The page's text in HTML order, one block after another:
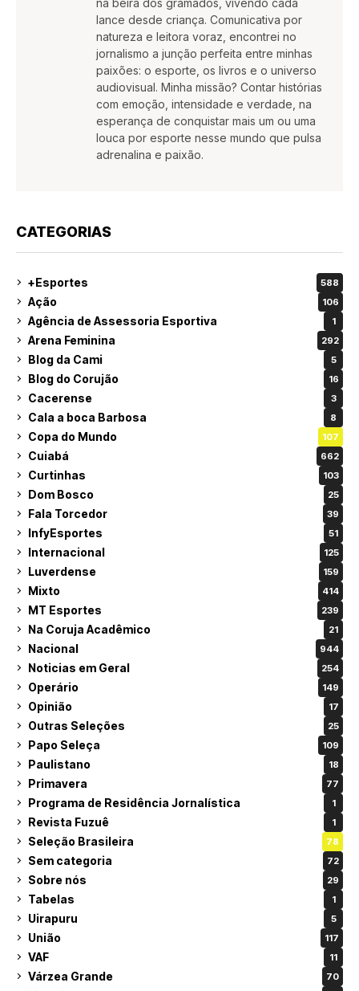
lance desde criança. Comunicativa por
natureza e leitora voraz, encontrei no
jornalismo a junção perfeita entre minhas
paixões: o esporte, os livros e o universo
audiovisual. Minha missão? Contar histórias
com emoção, intensidade e verdade, na
esperança de conquistar mais um ou uma
louca por esporte nesse mundo que pulsa
adrenalina e paixão.
CATEGORIAS
+Esportes 588
Ação 106
Agência de Assessoria Esportiva 1
Arena Feminina 292
Blog da Cami 5
Blog do Corujão 16
Cacerense 3
Cala a boca Barbosa 8
Copa do Mundo 107
Cuiabá 662
Curtinhas 103
Dom Bosco 25
Fala Torcedor 39
InfyEsportes 51
Internacional 125
Luverdense 159
Mixto 414
MT Esportes 239
Na Coruja Acadêmico 21
Nacional 944
Noticias em Geral 254
Operário 149
Opinião 17
Outras Seleções 25
Papo Seleça 109
Paulistano 18
Primavera 77
Programa de Residência Jornalística 1
Revista Fuzuê 1
Seleção Brasileira 78
Sem categoria 72
Sobre nós 29
Tabelas 1
Uirapuru 5
União 117
VAF 11
Várzea Grande 70